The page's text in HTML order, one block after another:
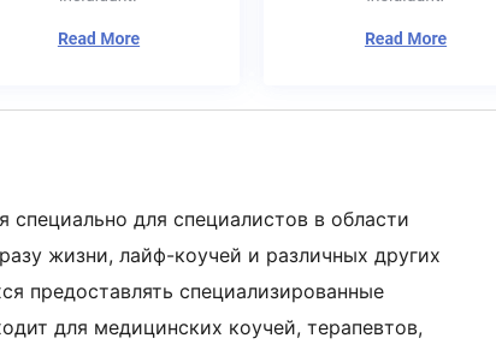
для специалистов в области
жизни, лайф-коучей и различных других
предоставлять специализированные
для медицинских коучей, терапевтов,